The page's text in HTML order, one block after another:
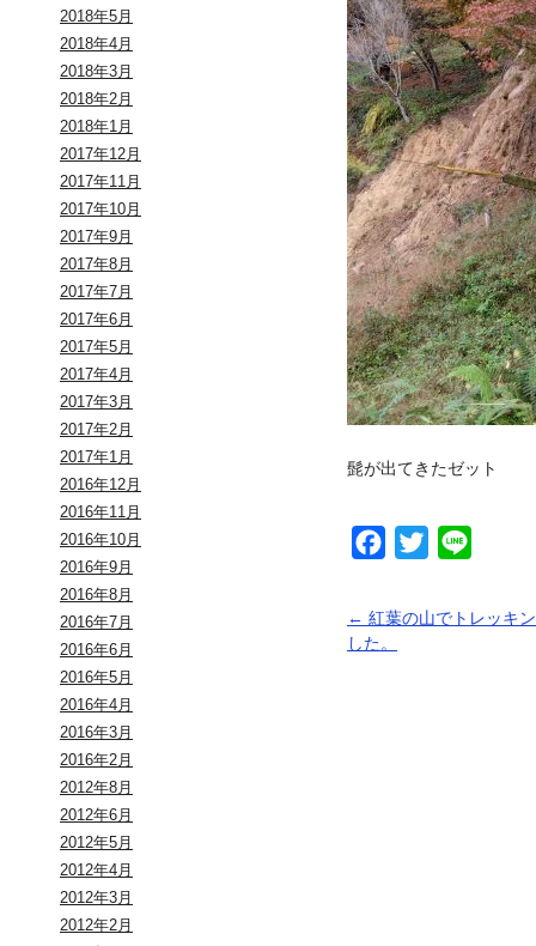
2018年5月
2018年4月
2018年3月
2018年2月
2018年1月
2017年12月
2017年11月
2017年10月
2017年9月
2017年8月
2017年7月
2017年6月
2017年5月
2017年4月
2017年3月
2017年2月
2017年1月
2016年12月
2016年11月
2016年10月
2016年9月
2016年8月
2016年7月
2016年6月
2016年5月
2016年4月
2016年3月
2016年2月
2012年8月
2012年6月
2012年5月
2012年4月
2012年3月
2012年2月
髭が出てきたゼット
Facebook
Twitter
← 紅葉の山でトレッキ
した。